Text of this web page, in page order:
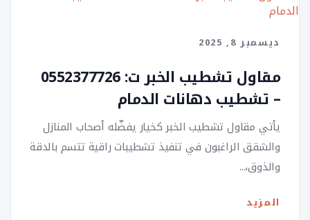
ديسمبر 8, 2025
مقاول تشطيب الخبر ت: 0552377726
– تشطيب دهانات الدمام
يأتي مقاول تشطيب الخبر كخيار يفضّله أصحاب المنازل
والشقق الراغبون في تنفيذ تشطيبات راقية تتسم بالدقة
والذوق،...
المزيد